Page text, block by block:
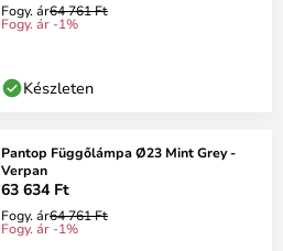
Fogy. ár64 761 Ft
Fogy. ár -1%
Készleten
Pantop Függőlámpa Ø23 Mint Grey -
Verpan
63 634 Ft
Fogy. ár64 761 Ft
Fogy. ár -1%